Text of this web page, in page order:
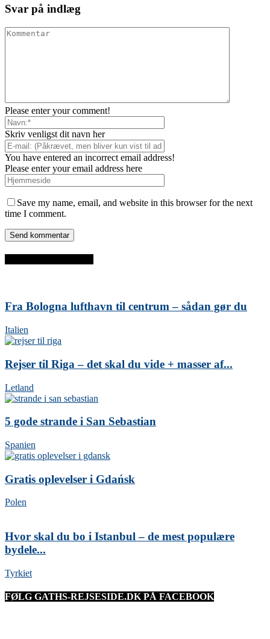
Svar på indlæg
Please enter your comment!
Skriv venligst dit navn her
You have entered an incorrect email address!
Please enter your email address here
Save my name, email, and website in this browser for the next
time I comment.
Fra Bologna lufthavn til centrum – sådan gør du
Italien
Rejser til Riga – det skal du vide + masser af...
Letland
5 gode strande i San Sebastian
Spanien
Gratis oplevelser i Gdańsk
Polen
Hvor skal du bo i Istanbul – de mest populære
bydele...
Tyrkiet
FØLG GATHS-REJSESIDE.DK PÅ FACEBOOK